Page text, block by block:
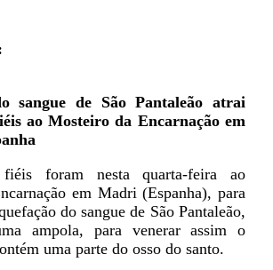
sangue de São Pantaleão atrai
ao Mosteiro da Encarnação em
foram nesta quarta-feira ao
em Madri (Espanha), para
do sangue de São Pantaleão,
ampola, para venerar assim o
uma parte do osso do santo.